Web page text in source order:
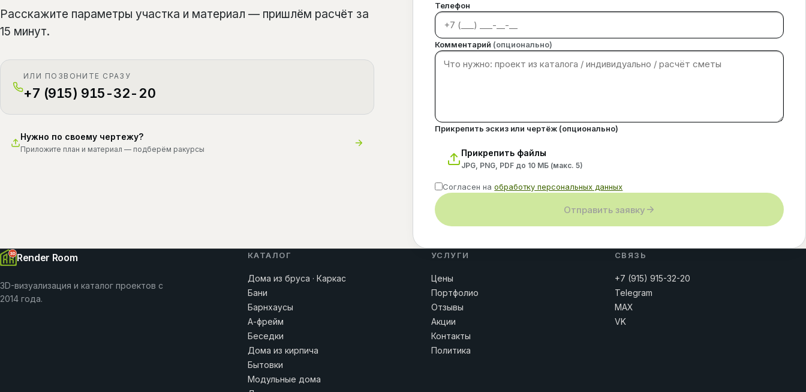
Расскажите параметры участка и материал — пришлём расчёт за
15 минут.
ИЛИ ПОЗВОНИТЕ СРАЗУ
+7 (915) 915-32-20
Нужно по своему чертежу?
Приложите план и материал — подберём ракурсы
Телефон
Комментарий (опционально)
Прикрепить эскиз или чертёж (опционально)
Прикрепить файлы
JPG, PNG, PDF до 10 МБ (макс.5)
Согласен наобработку персональных данных
Отправить заявку
Render Room
3D-визуализация и каталог проектов с
2014 года.
КАТАЛОГ
Дома из бруса · Каркас
Бани
Барнхаусы
А-фрейм
Беседки
Дома из кирпича
Бытовки
Модульные дома
УСЛУГИ
Цены
Портфолио
Отзывы
Акции
Контакты
Политика
СВЯЗЬ
+7 (915) 915-32-20
Telegram
MAX
VK